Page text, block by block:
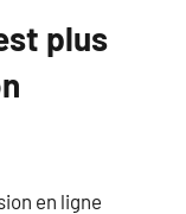
plus
en ligne